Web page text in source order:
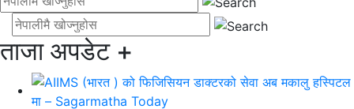
ताजा अपडेट +